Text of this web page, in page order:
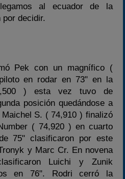
al ecuador de la
por decidir.
Pek con un magnífico (
en rodar en 73" en la
) esta vez tuvo de
posición quedándose a
S. ( 74,910 ) finalizó
( 74,920 ) en cuarto
75" clasificaron por este
y Marc Cr. En novena
Luichi y Zunik
en 76". Rodri cerró la